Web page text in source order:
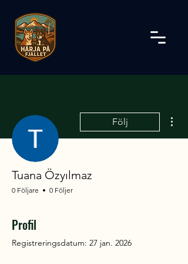
Följ
Tuana Özyılmaz
0 Följare 0 Följer
Profil
Registreringsdatum: 27 jan. 2026